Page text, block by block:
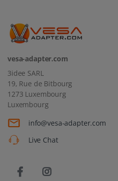
vesa-adapter.com
3idee SARL
19, Rue de Bitbourg
1273 Luxembourg
Luxembourg
info@vesa-adapter.com
Live Chat